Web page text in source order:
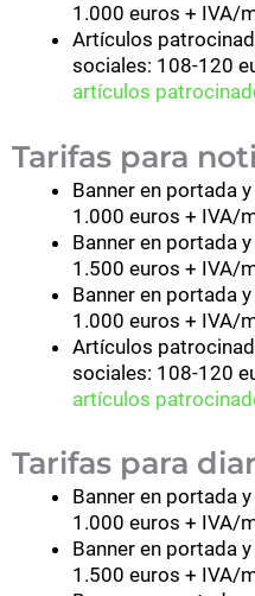
1.000 euros + IVA/
Artículos
sociales: 108-120
artículos
Tarifas para
Banner en portada
1.000 euros + IVA/
Banner en portada
1.500 euros + IVA/
Banner en portada
1.000 euros + IVA/
Artículos
sociales: 108-120
artículos
Tarifas para
Banner en portada
1.000 euros + IVA/
Banner en portada
1.500 euros + IVA/